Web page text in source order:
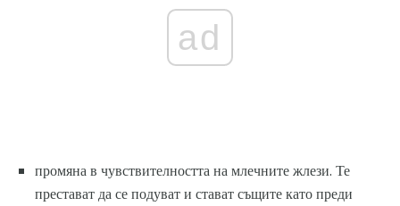
ad
промяна в чувствителността на млечните жлези. Те
престават да се подуват и стават същите като преди